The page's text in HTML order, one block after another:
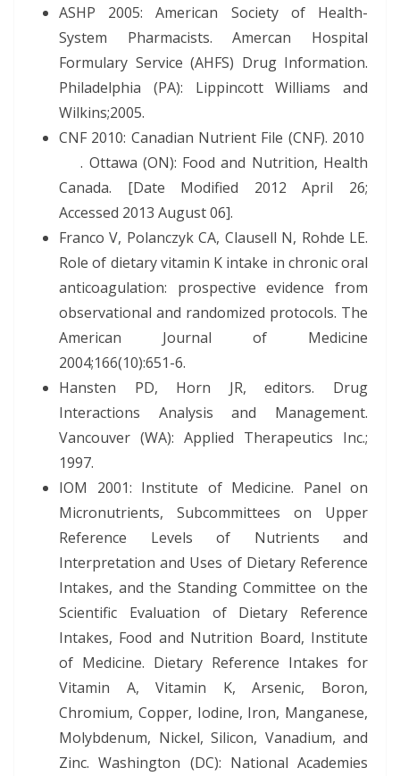
ASHP 2005: American Society of Health-
System Pharmacists. Amercan Hospital
Formulary Service (AHFS) Drug Information.
Philadelphia (PA): Lippincott Williams and
Wilkins;2005.
CNF 2010: Canadian Nutrient File (CNF). 2010
. Ottawa (ON): Food and Nutrition, Health
Canada. [Date Modified 2012 April 26;
Accessed 2013 August 06].
Franco V, Polanczyk CA, Clausell N, Rohde LE.
Role of dietary vitamin K intake in chronic oral
anticoagulation: prospective evidence from
observational and randomized protocols. The
American Journal of Medicine
2004;166(10):651-6.
Hansten PD, Horn JR, editors. Drug
Interactions Analysis and Management.
Vancouver (WA): Applied Therapeutics Inc.;
1997.
IOM 2001: Institute of Medicine. Panel on
Micronutrients, Subcommittees on Upper
Reference Levels of Nutrients and
Interpretation and Uses of Dietary Reference
Intakes, and the Standing Committee on the
Scientific Evaluation of Dietary Reference
Intakes, Food and Nutrition Board, Institute
of Medicine. Dietary Reference Intakes for
Vitamin A, Vitamin K, Arsenic, Boron,
Chromium, Copper, Iodine, Iron, Manganese,
Molybdenum, Nickel, Silicon, Vanadium, and
Zinc. Washington (DC): National Academies